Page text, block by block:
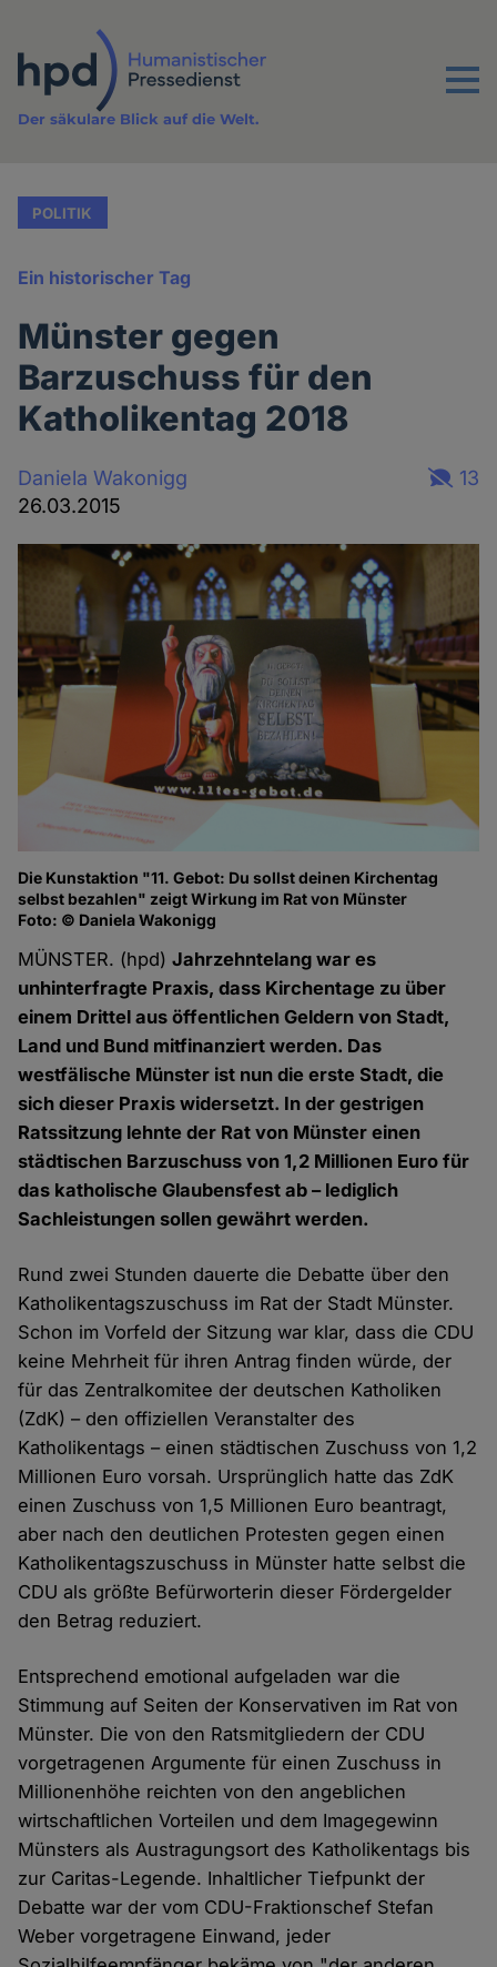
Inhalt
Menu
Der säkulare Blick auf die Welt.
POLITIK
Ein historischer Tag
Münster gegen
Barzuschuss für den
Katholikentag 2018
Daniela Wakonigg
26.03.2015
13
Die Kunstaktion "11. Gebot: Du sollst deinen Kirchentag
selbst bezahlen" zeigt Wirkung im Rat von Münster
Foto: © Daniela Wakonigg
MÜNSTER. (hpd)Jahrzehntelang war es
unhinterfragte Praxis, dass Kirchentage zu über
einem Drittel aus öffentlichen Geldern von Stadt,
Land und Bund mitfinanziert werden. Das
westfälische Münster ist nun die erste Stadt, die
sich dieser Praxis widersetzt. In der gestrigen
Ratssitzung lehnte der Rat von Münster einen
städtischen Barzuschuss von 1,2 Millionen Euro für
das katholische Glaubensfest ab – lediglich
Sachleistungen sollen gewährt werden.
Rund zwei Stunden dauerte die Debatte über den
Katholikentagszuschuss im Rat der Stadt Münster.
Schon im Vorfeld der Sitzung war klar, dass die CDU
keine Mehrheit für ihren Antrag finden würde, der
für das Zentralkomitee der deutschen Katholiken
(ZdK) – den offiziellen Veranstalter des
Katholikentags – einen städtischen Zuschuss von 1,2
Millionen Euro vorsah. Ursprünglich hatte das ZdK
einen Zuschuss von 1,5 Millionen Euro beantragt,
aber nach den deutlichen Protesten gegen einen
Katholikentagszuschuss in Münster hatte selbst die
CDU als größte Befürworterin dieser Fördergelder
den Betrag reduziert.
Entsprechend emotional aufgeladen war die
Stimmung auf Seiten der Konservativen im Rat von
Münster. Die von den Ratsmitgliedern der CDU
vorgetragenen Argumente für einen Zuschuss in
Millionenhöhe reichten von den angeblichen
wirtschaftlichen Vorteilen und dem Imagegewinn
Münsters als Austragungsort des Katholikentags bis
zur Caritas-Legende. Inhaltlicher Tiefpunkt der
Debatte war der vom CDU-Fraktionschef Stefan
Weber vorgetragene Einwand, jeder